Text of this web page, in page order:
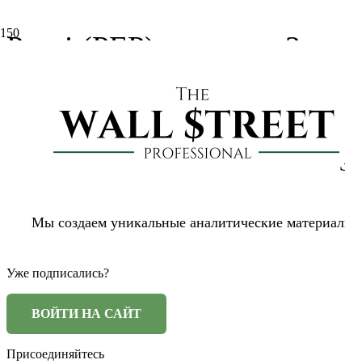
Pepsi (PEP): отчет за 3
Отчетность США
Мы создаем уникальные аналитические
Уже подписались?
Присоединяйтесь